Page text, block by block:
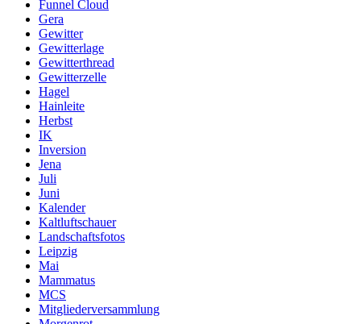
Funnel Cloud
Gera
Gewitter
Gewitterlage
Gewitterthread
Gewitterzelle
Hagel
Hainleite
Herbst
IK
Inversion
Jena
Juli
Juni
Kalender
Kaltluftschauer
Landschaftsfotos
Leipzig
Mai
Mammatus
MCS
Mitgliederversammlung